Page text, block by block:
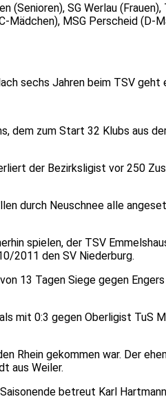
SG Werlau (Frauen),
Mädchen), MSG Perscheid (D-
sechs Jahren beim TSV
dem zum Start 32 Klubs aus
der Bezirksligist vor 250
durch Neuschnee alle
spielen, der TSV
2011 den SV Niederburg.
13 Tagen Siege gegen
mit 0:3 gegen Oberligist TuS
Rhein gekommen war. Der
aus Weiler.
betreut Karl